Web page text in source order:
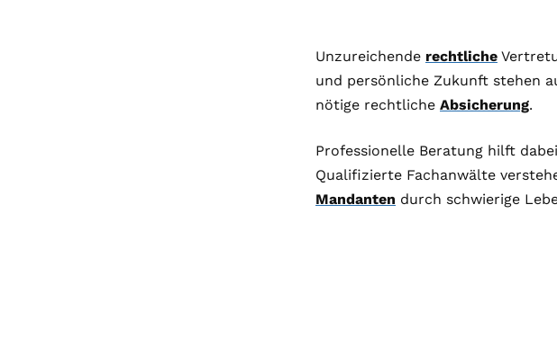
Unzureichende rechtliche
und persönliche Zukunft stehen
nötige rechtliche Absicherung.
Professionelle Beratung hilft
Qualifizierte Fachanwälte
Mandanten durch schwierige